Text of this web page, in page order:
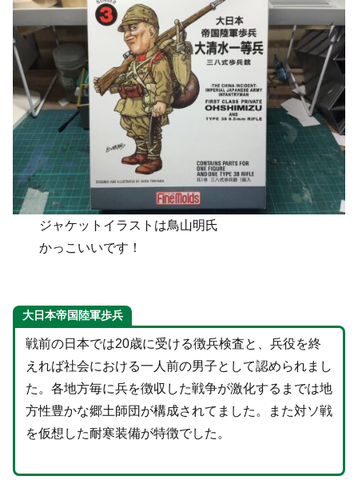
ジャケットイラストは鳥山明氏
かっこいいです！
大日本帝国陸軍歩兵
戦前の日本では20歳に受ける徴兵検査と、兵役を終
えれば社会における一人前の男子として認められまし
た。各地方毎に兵を徴収した戦争が激化するまでは地
方性豊かな郷土師団が構成されてました。また対ソ戦
を仮想した耐寒装備が特徴でした。